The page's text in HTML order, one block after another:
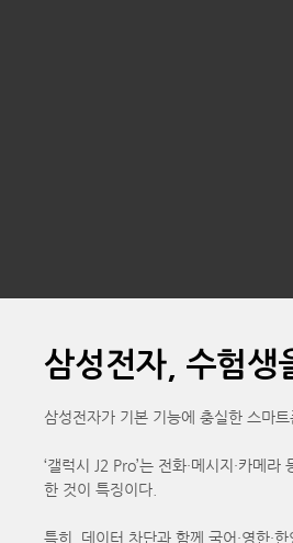
삼성전자, 수험생
삼성전자가 기본 기능에 충실한 스마
‘갤럭시 J2 Pro’는 전화·메시지·카메
한 것이 특징이다.
특히, 데이터 차단과 함께 국어·영한·